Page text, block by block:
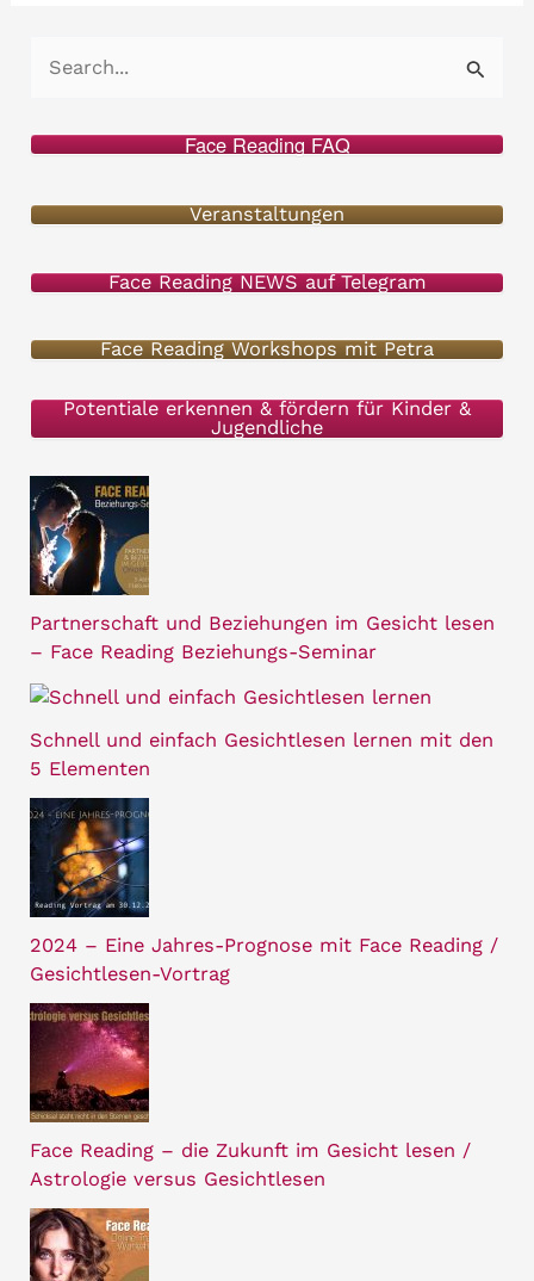
Reading
Seminar
e
n
c
h
:
Face Reading FAQ
Veranstaltungen
Face Reading NEWS auf Telegram
Face Reading Workshops mit Petra
Potentiale erkennen & fördern für Kinder &
Jugendliche
Partnerschaft und Beziehungen im Gesicht lesen
– Face Reading Beziehungs-Seminar
Schnell und einfach Gesichtlesen lernen mit den
5 Elementen
2024 – Eine Jahres-Prognose mit Face Reading /
Gesichtlesen-Vortrag
Face Reading – die Zukunft im Gesicht lesen /
Astrologie versus Gesichtlesen